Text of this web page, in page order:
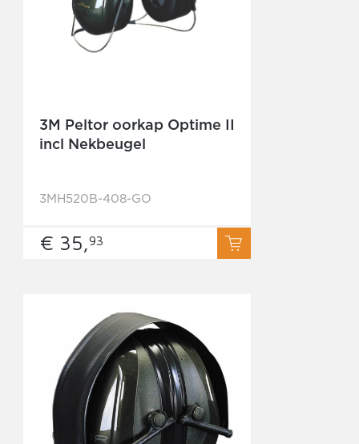
3M Peltor oorkap Optime II
incl Nekbeugel
3MH520B-408-GO
€ 35,93